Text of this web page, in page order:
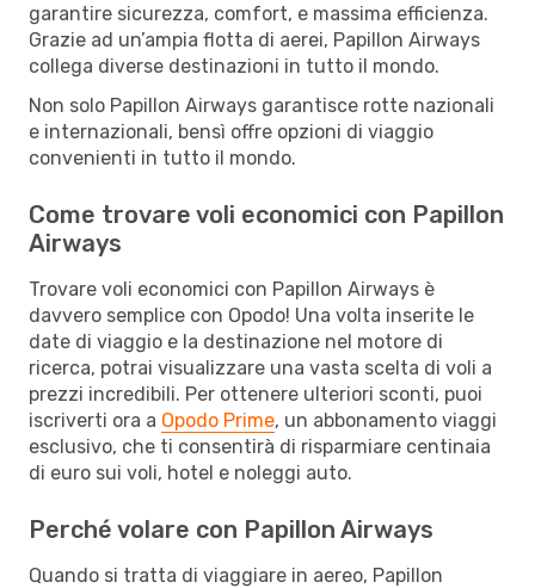
garantire sicurezza, comfort, e massima efficienza.
Grazie ad un’ampia flotta di aerei, Papillon Airways
collega diverse destinazioni in tutto il mondo.
Non solo Papillon Airways garantisce rotte nazionali
e internazionali, bensì offre opzioni di viaggio
convenienti in tutto il mondo.
Come trovare voli economici con Papillon
Airways
Trovare voli economici con Papillon Airways è
davvero semplice con Opodo! Una volta inserite le
date di viaggio e la destinazione nel motore di
ricerca, potrai visualizzare una vasta scelta di voli a
prezzi incredibili. Per ottenere ulteriori sconti, puoi
iscriverti ora a Opodo Prime, un abbonamento viaggi
esclusivo, che ti consentirà di risparmiare centinaia
di euro sui voli, hotel e noleggi auto.
Perché volare con Papillon Airways
Quando si tratta di viaggiare in aereo, Papillon